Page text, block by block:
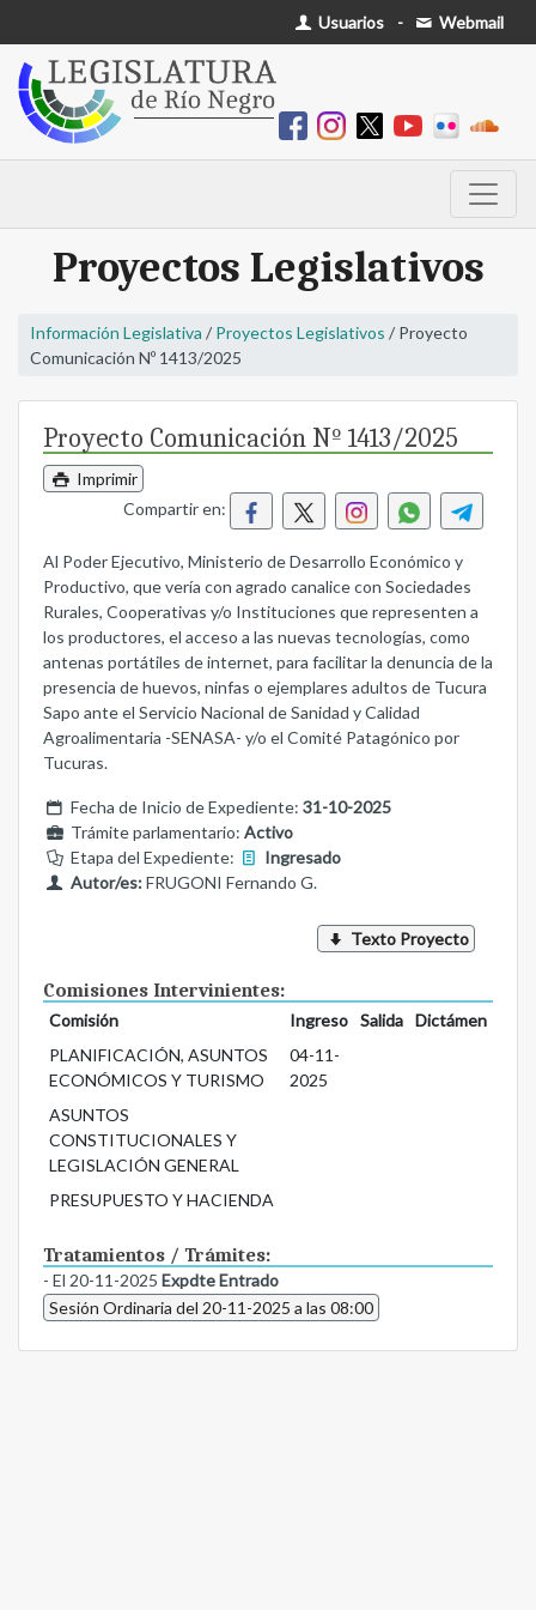
Usuarios - Webmail
Proyectos Legislativos
Información Legislativa / Proyectos Legislativos / Proyecto
Comunicación Nº 1413/2025
Proyecto Comunicación Nº 1413/2025
Imprimir
Compartir en:
Al Poder Ejecutivo, Ministerio de Desarrollo Económico y
Productivo, que vería con agrado canalice con Sociedades
Rurales, Cooperativas y/o Instituciones que representen a
los productores, el acceso a las nuevas tecnologías, como
antenas portátiles de internet, para facilitar la denuncia de la
presencia de huevos, ninfas o ejemplares adultos de Tucura
Sapo ante el Servicio Nacional de Sanidad y Calidad
Agroalimentaria -SENASA- y/o el Comité Patagónico por
Tucuras.
Fecha de Inicio de Expediente: 31-10-2025
Trámite parlamentario: Activo
Etapa del Expediente:
Ingresado
Autor/es:FRUGONI Fernando G.
Texto Proyecto
Comisiones Intervinientes:
Comisión Ingreso Salida
Dictámen
PLANIFICACIÓN, ASUNTOS
ECONÓMICOS Y TURISMO
04-11-
2025
ASUNTOS
CONSTITUCIONALES Y
LEGISLACIÓN GENERAL
PRESUPUESTO Y HACIENDA
Tratamientos / Trámites:
- El 20-11-2025 Expdte Entrado
Sesión Ordinaria del 20-11-2025 a las 08:00